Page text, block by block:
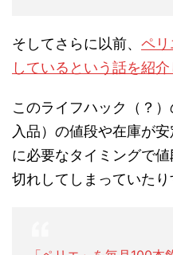
そしてさらに以前、 ペリ
しているという話を紹介
このライフハック（？
入品）の値段や在庫が
に必要なタイミングで
切れしてしまっていたり